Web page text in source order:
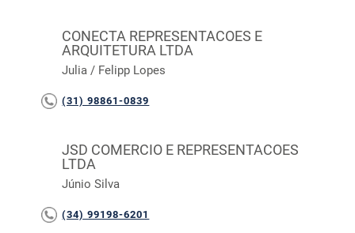
CONECTA REPRESENTACOES E
ARQUITETURA LTDA
Julia / Felipp Lopes
(31) 98861-0839
JSD COMERCIO E REPRESENTACOES
LTDA
Júnio Silva
(34) 99198-6201